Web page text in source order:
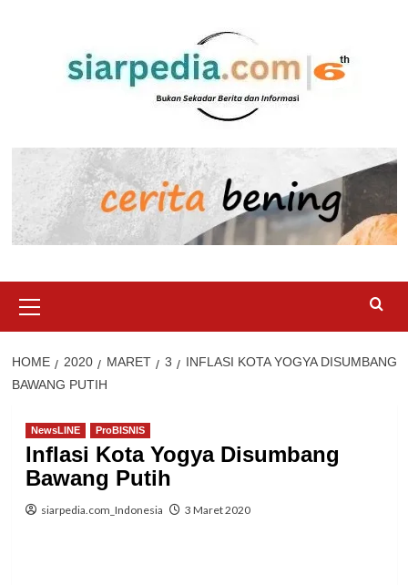
Menu
HOME 2020 MARET 3
INFLASI KOTA YOGYA DISUMBANG
BAWANG PUTIH
NewsLINE ProBISNIS
Inflasi Kota Yogya Disumbang
Bawang Putih
siarpedia.com_Indonesia 3 Maret 2020